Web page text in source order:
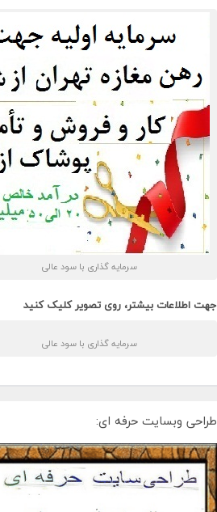
سرمایه گذاری با سود عالی
جهت اطلاعات بیشتر، روی تصویر کلیک کنید
سرمایه گذاری با سود عالی
طراحی وبسایت حرفه ای: